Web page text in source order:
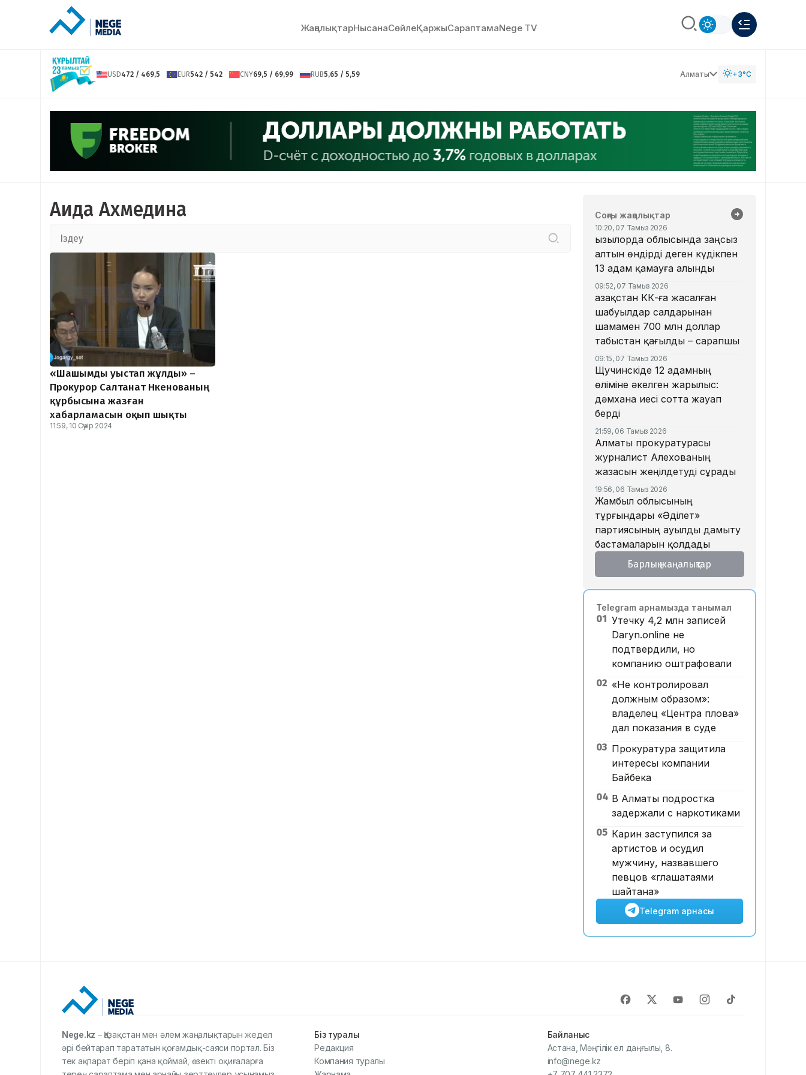
ЖаңалықтарНысанаСөйлeҚаржыСараптамаNege TV
USD472 / 469,5 EUR542 / 542 CNY69,5 / 69,99 RUB5,65 / 5,59 Алматы +3°C
Аида Ахмедина
«Шашымды уыстап жұлды» –
Прокурор Салтанат Нүкенованың
құрбысына жазған
хабарламасын оқып шықты
11:59, 10 Сәуір 2024
Соңғы жаңалықтар
10:20, 07 Тамыз 2026
Қызылорда облысында заңсыз
алтын өндірді деген күдікпен
13 адам қамауға алынды
09:52, 07 Тамыз 2026
Қазақстан КҚК-ға жасалған
шабуылдар салдарынан
шамамен 700 млн доллар
табыстан қағылды – сарапшы
09:15, 07 Тамыз 2026
Щучинскіде 12 адамның
өліміне әкелген жарылыс:
дәмхана иесі сотта жауап
берді
21:59, 06 Тамыз 2026
Алматы прокуратурасы
журналист Алехованың
жазасын жеңілдетуді сұрады
19:56, 06 Тамыз 2026
Жамбыл облысының
тұрғындары «Әділет»
партиясының ауылды дамыту
бастамаларын қолдады
Барлық жаңалықтар
Telegram арнамызда танымал
01 Утечку 4,2 млн записей
Daryn.online не
подтвердили, но
компанию оштрафовали
02 «Не контролировал
должным образом»:
владелец «Центра плова»
дал показания в суде
03 Прокуратура защитила
интересы компании
Байбека
04 В Алматы подростка
задержали с наркотиками
05 Карин заступился за
артистов и осудил
мужчину, назвавшего
певцов «глашатаями
шайтана»
Telegram арнасы
Nege.kz – Қазақстан мен әлем жаңалықтарын жедел
әрі бейтарап тарататын қоғамдық-саяси портал. Біз
тек ақпарат беріп қана қоймай, өзекті оқиғаларға
Біз туралы
Редакция
Компания туралы
Байланыс
Астана, Мәңгілік ел даңғылы, 8.
info@nege.kz